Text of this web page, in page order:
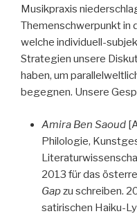
Musikpraxis
Themenschwerpunkt in
welche individuell-
Strategien unsere
haben, um
begegnen. Unsere
Amira Ben Saoud
Philologie,
2013 für das
Gapzu schreiben.
satirischen Haiku-